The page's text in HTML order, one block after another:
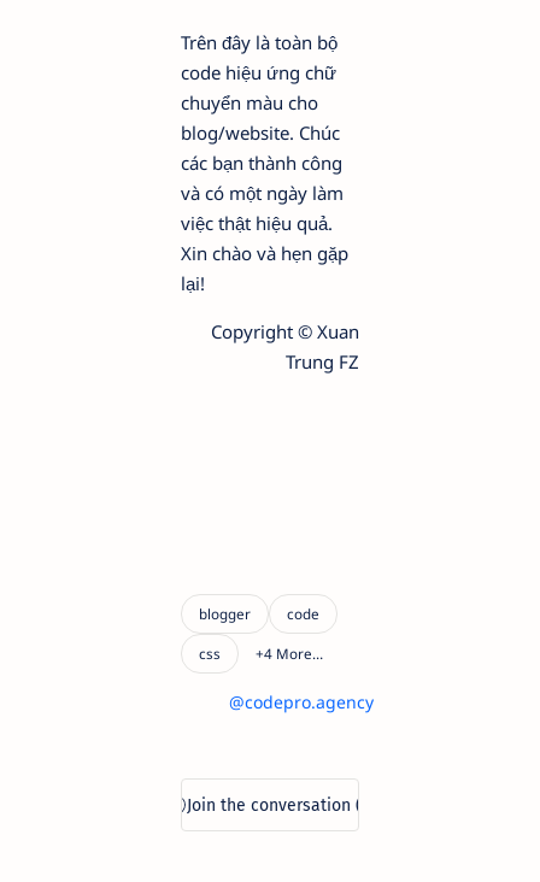
Trên đây là toàn bộ
code hiệu ứng chữ
chuyển màu cho
blog/website. Chúc
các bạn thành công
và có một ngày làm
việc thật hiệu quả.
Xin chào và hẹn gặp
lại!
Copyright © Xuan
Trung FZ
@codepro.agency